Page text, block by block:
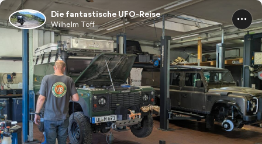
Die fantastische UFO-Reise
Wilhelm Töff